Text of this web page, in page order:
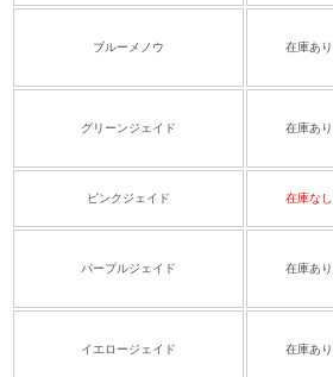
ブルーメノウ 在庫あり
グリーンジェイド 在庫あり
ピンクジェイド 在庫なし
パープルジェイド 在庫あり
イエロージェイド 在庫あり